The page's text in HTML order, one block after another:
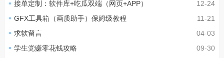
12-24
接单定制：软件库+吃瓜双端（网页+APP）
11-21
GFX工具箱（画质助手）保姆级教程
04-03
求软留言
09-30
学生党赚零花钱攻略